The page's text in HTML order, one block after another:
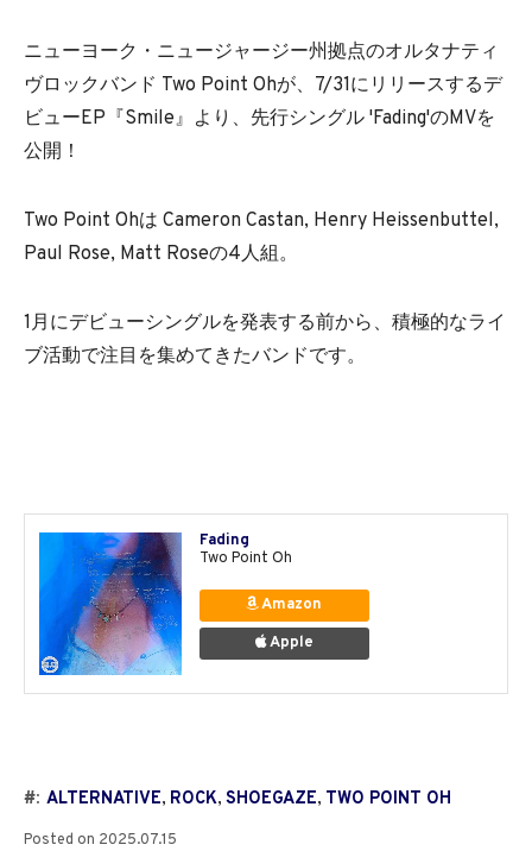
ニューヨーク・ニュージャージー州拠点のオルタナティ
ヴロックバンド Two Point Ohが、7/31にリリースするデ
ビューEP『Smile』より、先行シングル 'Fading'のMVを
公開！
Two Point Ohは Cameron Castan, Henry Heissenbuttel,
Paul Rose, Matt Roseの4人組。
1月にデビューシングルを発表する前から、積極的なライ
ブ活動で注目を集めてきたバンドです。
Fading
Two Point Oh
Amazon
Apple
#: ALTERNATIVE, ROCK, SHOEGAZE, TWO POINT OH
Posted on 2025.07.15